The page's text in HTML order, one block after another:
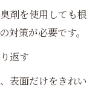
剤を使用しても根
対策が必要です。
返す
表面だけをきれい